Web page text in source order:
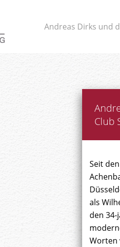
Andreas Dirks und
Club
Seit
als
den
Worten